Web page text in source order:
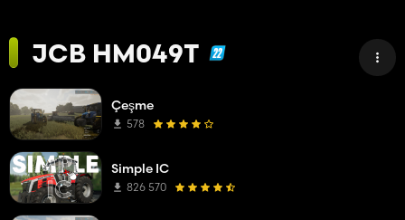
JCB HM049T
Çeşme
578
Simple IC
826 570